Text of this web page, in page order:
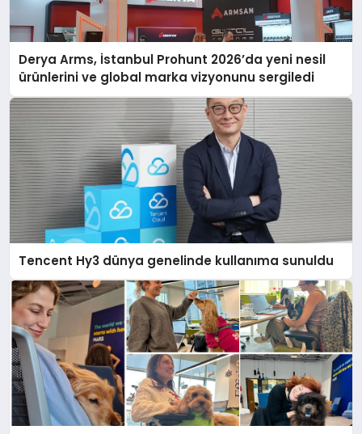
Derya Arms, İstanbul Prohunt 2026’da yeni nesil
ürünlerini ve global marka vizyonunu sergiledi
Tencent Hy3 dünya genelinde kullanıma sunuldu